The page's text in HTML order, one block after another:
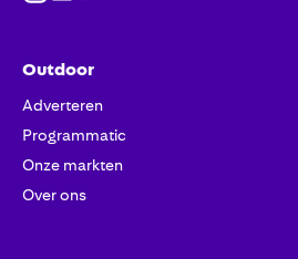
Outdoor
Adverteren
Programmatic
Onze markten
Over ons